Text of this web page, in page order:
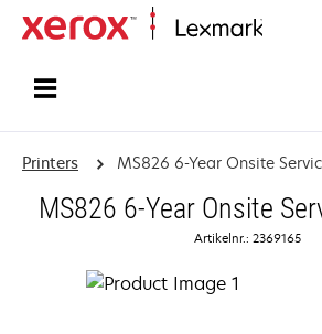
Printers MS826 6-Year Onsite
MS826 6-Year Onsite
Artikelnr.: 2369165